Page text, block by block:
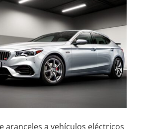
aranceles a vehículos eléctricos